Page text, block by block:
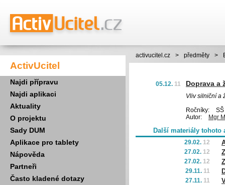
ActivUcitel
Najdi přípravu
Najdi aplikaci
Aktuality
O projektu
Sady DUM
Aplikace pro tablety
Nápověda
Partneři
Často kladené dotazy
activucitel.cz > předměty >
05.12. 11 Doprava a
Vliv silniční a
Ročníky:
SŠ
Autor:
Mgr
Další materiály tohoto
29.02. 12
27.02. 12
27.02. 12
29.11. 11
27.11. 11